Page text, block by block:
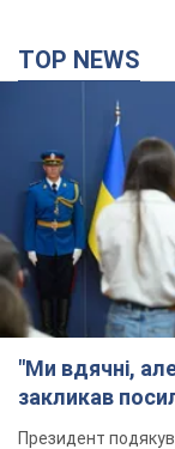
TOP NEWS
"Ми вдячні,
закликав
Президент